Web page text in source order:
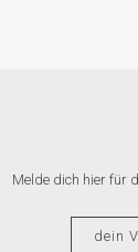
Melde dich hier für